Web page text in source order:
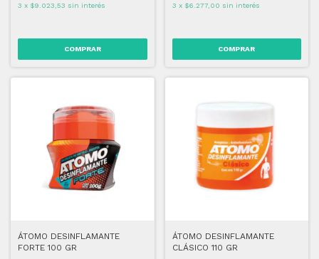
3 x $9.023,53 sin interés 3 x $6.277,00 sin interés
ÁTOMO DESINFLAMANTE
FORTE 100 GR
ÁTOMO DESINFLAMANTE
CLÁSICO 110 GR